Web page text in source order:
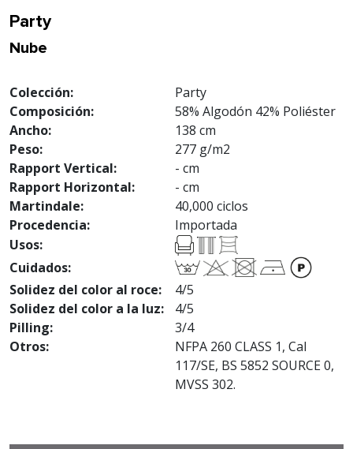
Party
Nube
Colección:
Party
Composición:
58% Algodón 42% Poliéster
Ancho:
138 cm
Peso:
277 g/m2
Rapport Vertical:
- cm
Rapport Horizontal:
- cm
Martindale:
40,000 ciclos
Procedencia:
Importada
Usos:
Cuidados:
Solidez del color al roce:
4/5
Solidez del color a la luz:
4/5
Pilling:
3/4
Otros:
NFPA 260 CLASS 1, Cal
117/SE, BS 5852 SOURCE 0,
MVSS 302.